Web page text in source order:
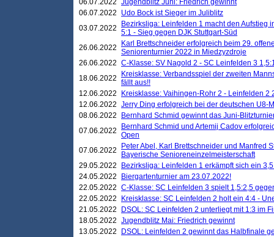
06.07.2022 Jugendblitz Juni: Friedrich gewinnt
06.07.2022
Udo Bock ist Sieger im Juliblitz
03.07.2022
Bezirksliga: Leinfelden 1 macht den Aufstieg
5:1 - Sieg gegen DJK Stuttgart-Süd
26.06.2022
Karl Brettschneider erfolgreich beim 29.
Seniorenturnier 2022 in Miedzyzdroje
26.06.2022 C-Klasse: SV Nagold 2 - SC Leinfelden 3
18.06.2022
Kreisklasse: Verbandsspiel der zweiten
fällt aus!!
12.06.2022
Kreisklasse: Vaihingen-Rohr 2 - Leinfelden 2
12.06.2022 Jerry Ding erfolgreich bei der deutschen U8-
08.06.2022
Bernhard Schmid gewinnt das Juni-
07.06.2022
Bernhard Schmid und Artemij Cadov
Open
07.06.2022
Peter Abel, Karl Brettschneider und Manfred
Bayerische Senioreneinzelmeisterschaft
29.05.2022
Bezirksliga: Leinfelden 1 erkämpft sich ein
24.05.2022
Biergartenturnier am 23.07.2022!
22.05.2022 C-Klasse: SC Leinfelden 3 spielt 1,5:2,5
22.05.2022
Kreisklasse: SC Leinfelden 2 holt ein 4:4 -
21.05.2022
DSOL: SC Leinfelden 2 unterliegt mit 1:3 im
18.05.2022 Jugendblitz Mai: Friedrich gewinnt
13.05.2022
DSOL: Leinfelden 2 gewinnt das Halbfinale